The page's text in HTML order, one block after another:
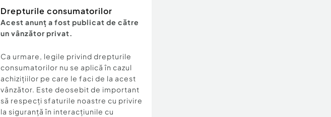
Drepturile consumatorilor
Acest anunț a fost publicat de către
un vânzător privat.
Ca urmare, legile privind drepturile
consumatorilor nu se aplică în cazul
achizițiilor pe care le faci de la acest
vânzător. Este deosebit de important
să respecți sfaturile noastre cu privire
la siguranță în interacțiunile cu